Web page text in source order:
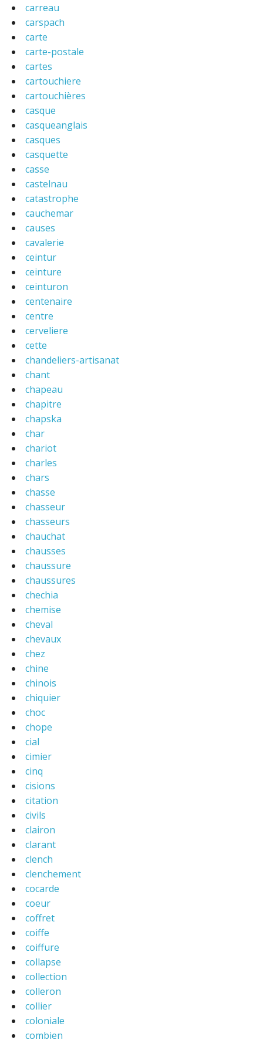
carreau
carspach
carte
carte-postale
cartes
cartouchiere
cartouchières
casque
casqueanglais
casques
casquette
casse
castelnau
catastrophe
cauchemar
causes
cavalerie
ceintur
ceinture
ceinturon
centenaire
centre
cerveliere
cette
chandeliers-artisanat
chant
chapeau
chapitre
chapska
char
chariot
charles
chars
chasse
chasseur
chasseurs
chauchat
chausses
chaussure
chaussures
chechia
chemise
cheval
chevaux
chez
chine
chinois
chiquier
choc
chope
cial
cimier
cinq
cisions
citation
civils
clairon
clarant
clench
clenchement
cocarde
coeur
coffret
coiffe
coiffure
collapse
collection
colleron
collier
coloniale
combien